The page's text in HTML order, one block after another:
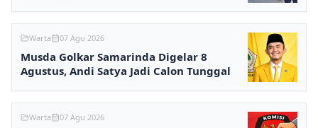
Warta 07 Agu 2026
Musda Golkar Samarinda Digelar 8
Agustus, Andi Satya Jadi Calon Tunggal
Warta 07 Agu 2026